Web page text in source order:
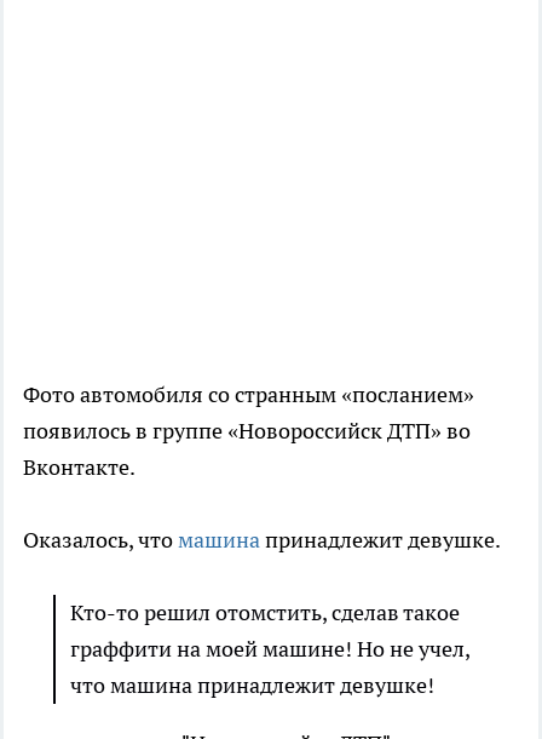
Фото автомобиля со странным «посланием»
появилось в группе «Новороссийск ДТП» во
Вконтакте.
Оказалось, чтомашинапринадлежит девушке.
Кто-то решил отомстить, сделав такое
граффити на моей машине! Но не учел,
что машина принадлежит девушке!